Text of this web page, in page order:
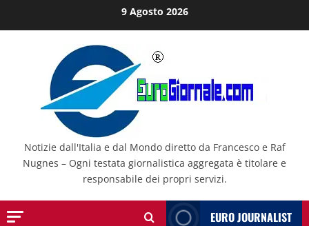
al
9 Agosto 2026
Notizie dall'Italia e dal Mondo diretto da Francesco e Raf
Nugnes – Ogni testata giornalistica aggregata è titolare e
responsabile dei propri servizi.
EURO JOURNALIST